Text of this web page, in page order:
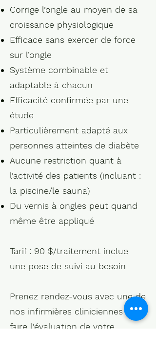
Corrige l’ongle au moyen de sa
croissance physiologique
Efficace sans exercer de force
sur l’ongle
Système combinable et
adaptable à chacun
Efficacité confirmée par une
étude
Particulièrement adapté aux
personnes atteintes de diabète
Aucune restriction quant à
l’activité des patients (incluant :
la piscine/le sauna)
Du vernis à ongles peut quand
même être appliqué
Tarif : 90 $/traitement inclue
une pose de suivi au besoin
Prenez rendez-vous avec une de
nos infirmières cliniciennes pour
faire l'évaluation de votre